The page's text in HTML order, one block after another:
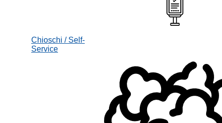
Chioschi / Self-
Service